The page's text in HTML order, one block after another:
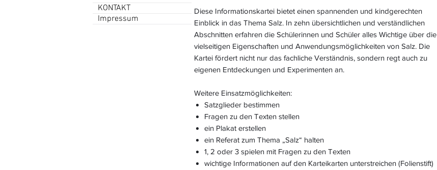
Diese Informationskartei bietet einen spannenden und kindgerechten
Einblick in das Thema Salz. In zehn übersichtlichen und verständlichen
Abschnitten erfahren die Schülerinnen und Schüler alles Wichtige über die
vielseitigen Eigenschaften und Anwendungsmöglichkeiten von Salz. Die
Kartei fördert nicht nur das fachliche Verständnis, sondern regt auch zu
eigenen Entdeckungen und Experimenten an.
Weitere Einsatzmöglichkeiten:
Satzglieder bestimmen
Fragen zu den Texten stellen
ein Plakat erstellen
ein Referat zum Thema „Salz“ halten
1, 2 oder 3 spielen mit Fragen zu den Texten
wichtige Informationen auf den Karteikarten unterstreichen (Folienstift)
KONTAKT
Impressum